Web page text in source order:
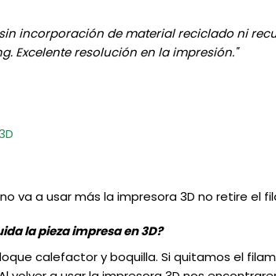
sin incorporación de material reciclado ni
Excelente resolución en la impresión."
va a usar más la impresora 3D no retire el
la pieza impresa en 3D?
calefactor y boquilla. Si quitamos el